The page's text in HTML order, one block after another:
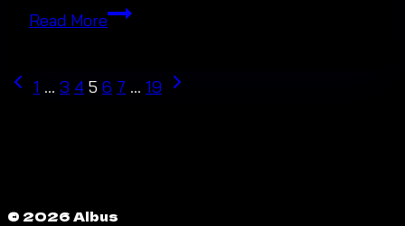
Read MoreSocial
–
PAGE
Previous
1 … 3 4 5 6 7 … 19
Next
© 2026 Albus